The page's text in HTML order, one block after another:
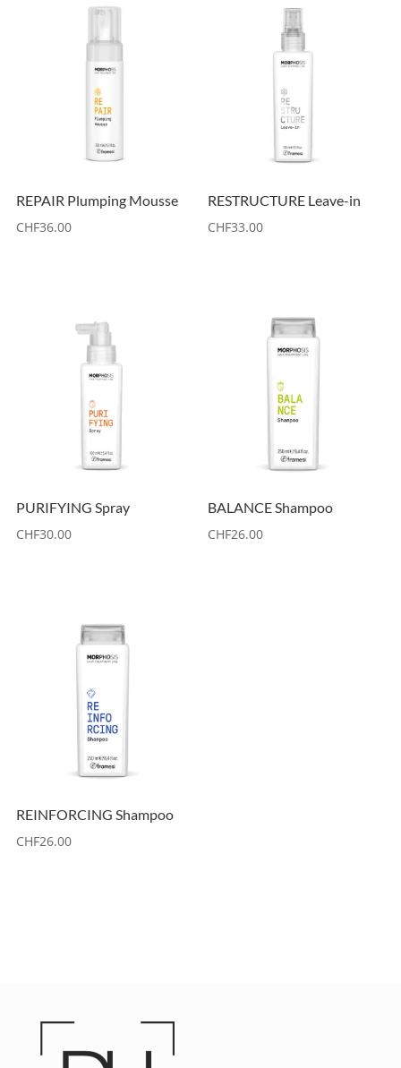
REPAIR Plumping Mousse
CHF36.00
RESTRUCTURE Leave-in
CHF33.00
PURIFYING Spray
CHF30.00
BALANCE Shampoo
CHF26.00
REINFORCING Shampoo
CHF26.00